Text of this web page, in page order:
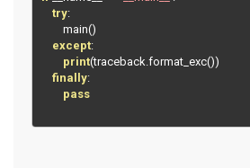
try:
        main
()
except:
print(traceback format_exc())
finally:
pass